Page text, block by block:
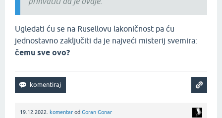
Ugledati ću se na Rusellovu lakoničnost pa ću
jednostavno zaključiti da je najveći misterij svemira:
čemu sve ovo?
19.12.2022. komentar od Goran Gonar